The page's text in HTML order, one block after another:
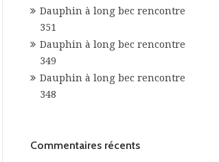
Dauphin à long bec rencontre
351
Dauphin à long bec rencontre
349
Dauphin à long bec rencontre
348
Commentaires récents